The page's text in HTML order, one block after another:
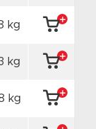
kg
kg
kg